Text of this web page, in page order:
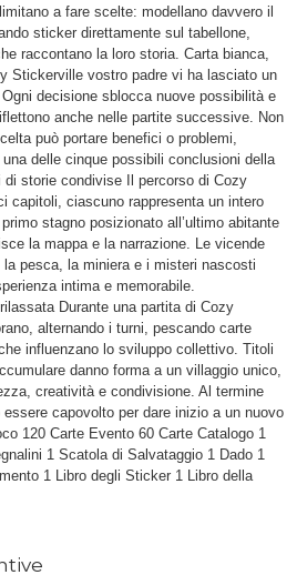
a fare scelte: modellano davvero il
sticker direttamente sul tabellone,
raccontano la loro storia. Carta bianca,
Stickerville vostro padre vi ha lasciato un
decisione sblocca nuove possibilità e
anche nelle partite successive. Non
può portare benefici o problemi,
delle cinque possibili conclusioni della
storie condivise Il percorso di Cozy
capitoli, ciascuno rappresenta un intero
stagno posizionato all’ultimo abitante
la mappa e la narrazione. Le vicende
pesca, la miniera e i misteri nascosti
intima e memorabile.
Durante una partita di Cozy
alternando i turni, pescando carte
influenzano lo sviluppo collettivo. Titoli
danno forma a un villaggio unico,
creatività e condivisione. Al termine
capovolto per dare inizio a un nuovo
120 Carte Evento 60 Carte Catalogo 1
1 Scatola di Salvataggio 1 Dado 1
1 Libro degli Sticker 1 Libro della